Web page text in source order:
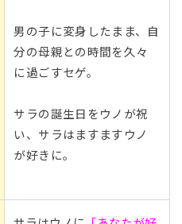
男の子に変身したまま、自
分の母親との時間を久々
に過ごすセゲ。
サラの誕生日をウノが祝
い、サラはますますウノ
が好きに。